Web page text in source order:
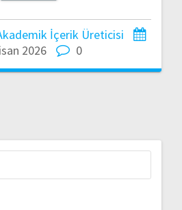
İçerik Üreticisi
2026
0